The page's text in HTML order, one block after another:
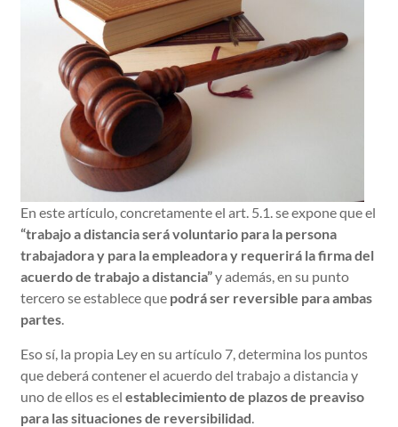
En este artículo, concretamente el art. 5.1. se expone que el
“trabajo a distancia será voluntario para la persona
trabajadora y para la empleadora y requerirá la firma del
acuerdo de trabajo a distancia”y además, en su punto
tercero se establece que podrá ser reversible para ambas
partes
Eso sí, la propia Ley en su artículo 7, determina los puntos
que deberá contener el acuerdo del trabajo a distancia y
uno de ellos es elestablecimiento de plazos de preaviso
para las situaciones de reversibilidad